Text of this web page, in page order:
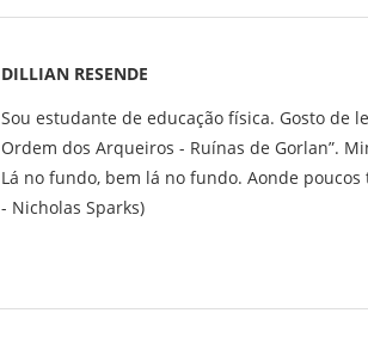
DILLIAN RESENDE
Sou estudante de educação física. Gosto de
Ordem dos Arqueiros - Ruínas de Gorlan”.
Lá no fundo, bem lá no fundo. Aonde
- Nicholas Sparks)